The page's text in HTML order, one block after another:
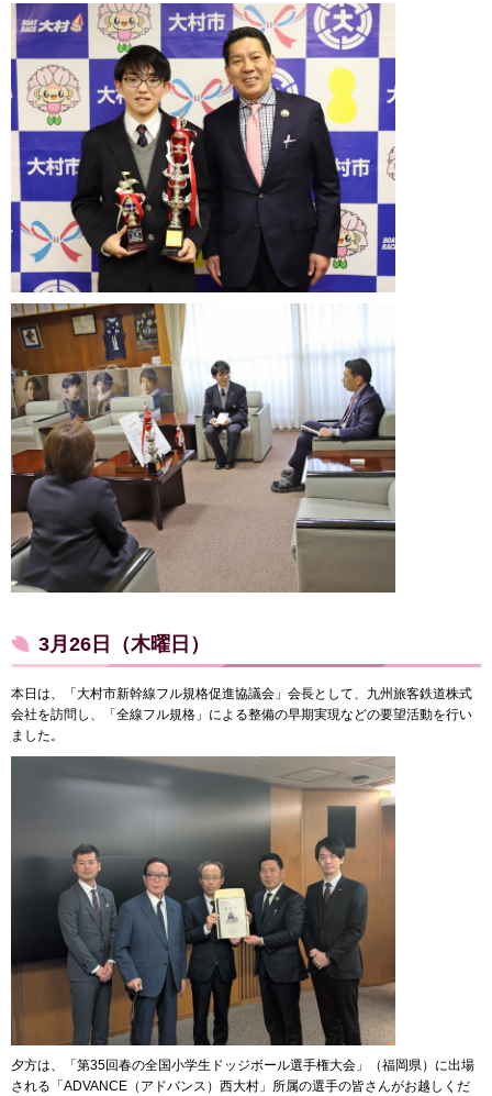
3月26日（木曜日）
本日は、「大村市新幹線フル規格促進協議会」会長として、九州旅客鉄道株式
会社を訪問し、「全線フル規格」による整備の早期実現などの要望活動を行い
ました。
夕方は、「第35回春の全国小学生ドッジボール選手権大会」（福岡県）に出場
される「ADVANCE（アドバンス）西大村」所属の選手の皆さんがお越しくだ